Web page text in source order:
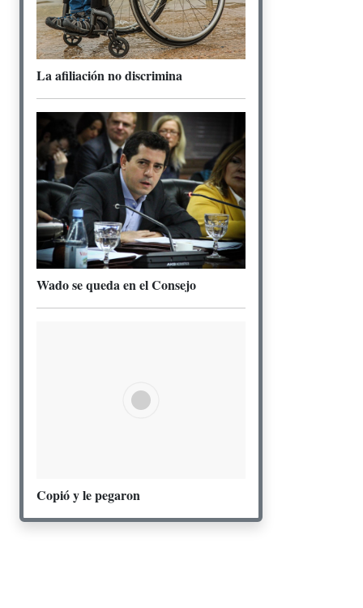
La afiliación no discrimina
Wado se queda en el Consejo
Copió y le pegaron